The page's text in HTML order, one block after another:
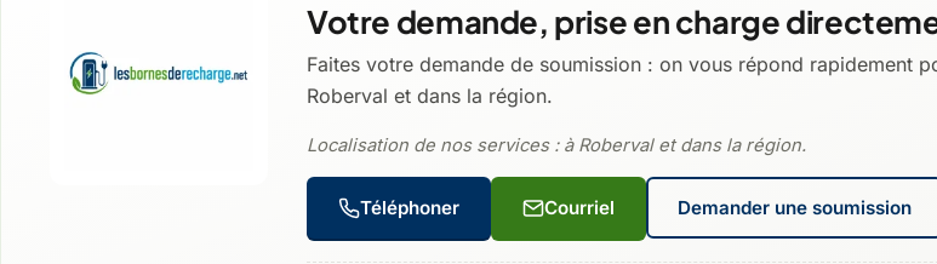
Votre demande, prise en charge
Faites votre demande de soumission : on vous répond rapidement
Roberval et dans la région.
Localisation de nos services : à Roberval et dans la région.
Téléphoner Courriel Demander une soumission